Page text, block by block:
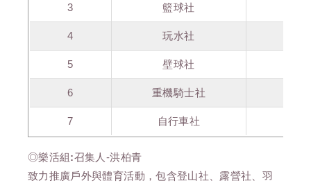
3 籃球社
4 玩水社
5 壁球社
6 重機騎士社
7 自行車社
◎樂活組:召集人-洪柏青
致力推廣戶外與體育活動，包含登山社、露營社、羽